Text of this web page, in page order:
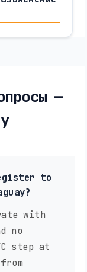
—
to
with
no
step at